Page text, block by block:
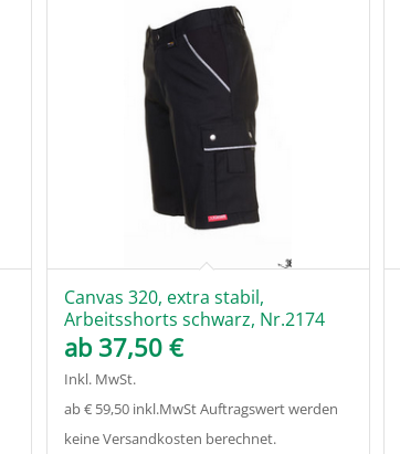
Canvas 320, extra stabil,
Arbeitsshorts schwarz, Nr.2174
ab 37,50 €
Inkl. MwSt.
ab € 59,50 inkl.MwSt Auftragswert werden
keine Versandkosten berechnet.